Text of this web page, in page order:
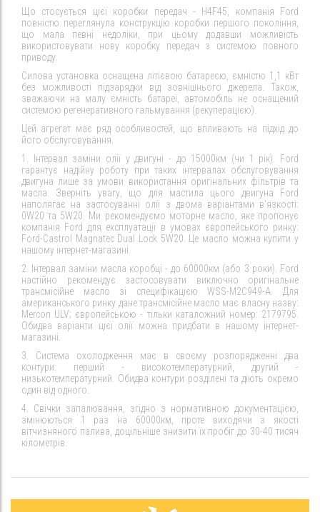
Що стосується цієї коробки передач - H4F45, компанія Ford
повністю переглянула конструкцію коробки першого покоління,
що мала певні недоліки, при цьому додавши можливість
використовувати нову коробку передач з системою повного
приводу.
Силова установка оснащена літієвою батареєю, ємністю 1,1 кВт
без можливості підзарядки від зовнішнього джерела. Також,
зважаючи на малу ємність батареї, автомобіль не оснащений
системою регенеративного гальмування (рекуперацією).
Цей агрегат має ряд особливостей, що впливають на підхід до
його обслуговування.
1. Інтервал заміни олії у двигуні - до 15000км (чи 1 рік). Ford
гарантує надійну роботу при таких інтервалах обслуговування
двигуна лише за умови використання оригінальних фільтрів та
масла. Зверніть увагу, що для мастила цього двигуна Ford
наполягає на застосуванні олії з двома варіантами в'язкості:
0W20 та 5W20. Ми рекомендуємо моторне масло, яке пропонує
компанія Ford для експлуатації в умовах європейського ринку:
Ford-Castrol Magnatec Dual Lock 5W20. Це масло можна купити у
нашому інтернет-магазині.
2. Інтервал заміни масла коробці - до 60000км (або 3 роки). Ford
настійно рекомендує застосовувати виключно оригінальне
трансмісійне масло зі специфікацією WSS-M2C949-A. Для
американського ринку дане трансмісійне масло має власну назву:
Mercon ULV; європейською - тільки каталожний номер: 2179795.
Обидва варіанти цієї олії можна придбати в нашому інтернет-
магазині.
3. Система охолодження має в своєму розпорядженні два
контури: перший - високотемпературний, другий -
низькотемпературний. Обидва контури розділені та діють окремо
один від одного.
4. Свічки запалювання, згідно з нормативною документацією,
змінюються 1 раз на 60000км, проте виходячи з якості
вітчизняного палива, доцільніше знизити їх пробіг до 30-40 тисяч
кілометрів.